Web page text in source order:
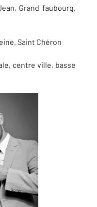
Grand faubourg,
Saint Chéron
centre ville, basse